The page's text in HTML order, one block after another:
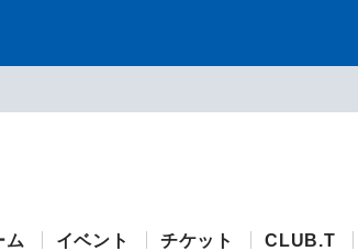
ム イベント チケット CLUB.T